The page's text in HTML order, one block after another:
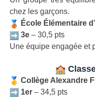
chez les garçons.
École Élémentaire
3e – 30,5 pts
Une équipe engagée et
Collège Alexandre
1er – 34,5 pts